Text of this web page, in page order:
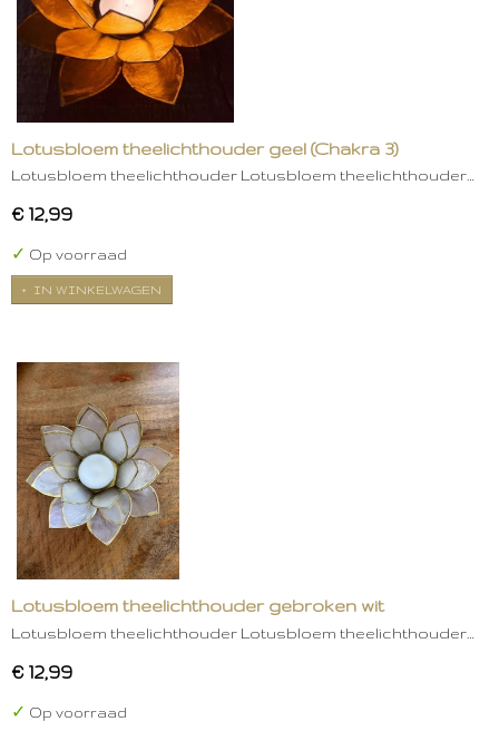
Lotusbloem theelichthouder geel (Chakra 3)
Lotusbloem theelichthouder Lotusbloem theelichthouder…
€ 12,99
✓ Op voorraad
IN WINKELWAGEN
Lotusbloem theelichthouder gebroken wit
Lotusbloem theelichthouder Lotusbloem theelichthouder…
€ 12,99
✓ Op voorraad